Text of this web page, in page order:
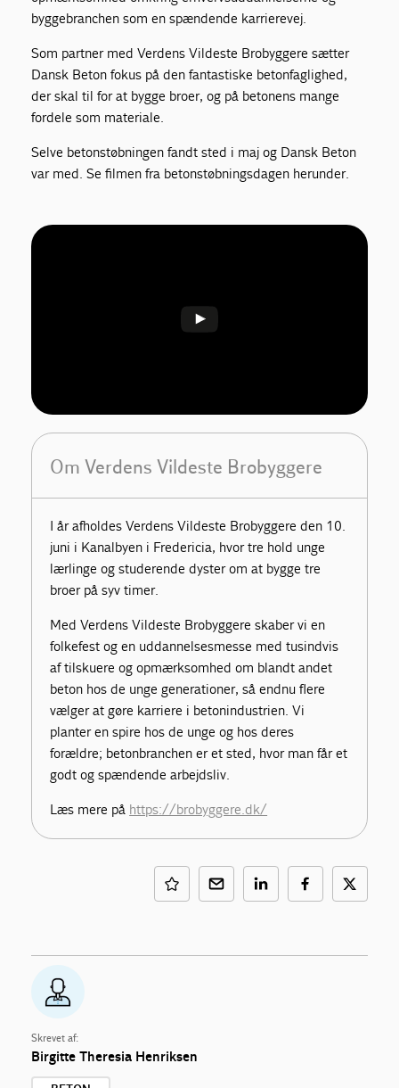
byggebranchen som en spændende karrierevej.
Som partner med Verdens Vildeste Brobyggere sætter
Dansk Beton fokus på den fantastiske betonfaglighed,
der skal til for at bygge broer, og på betonens mange
fordele som materiale.
Selve betonstøbningen fandt sted i maj og Dansk Beton
var med. Se filmen fra betonstøbningsdagen herunder.
Om Verdens Vildeste Brobyggere
I år afholdes Verdens Vildeste Brobyggere den 10.
juni i Kanalbyen i Fredericia, hvor tre hold unge
lærlinge og studerende dyster om at bygge tre
broer på syv timer.
Med Verdens Vildeste Brobyggere skaber vi en
folkefest og en uddannelsesmesse med tusindvis
af tilskuere og opmærksomhed om blandt andet
beton hos de unge generationer, så endnu flere
vælger at gøre karriere i betonindustrien. Vi
planter en spire hos de unge og hos deres
forældre; betonbranchen er et sted, hvor man får et
godt og spændende arbejdsliv.
Læs mere på https://brobyggere.dk/
Skrevet af:
Birgitte Theresia Henriksen